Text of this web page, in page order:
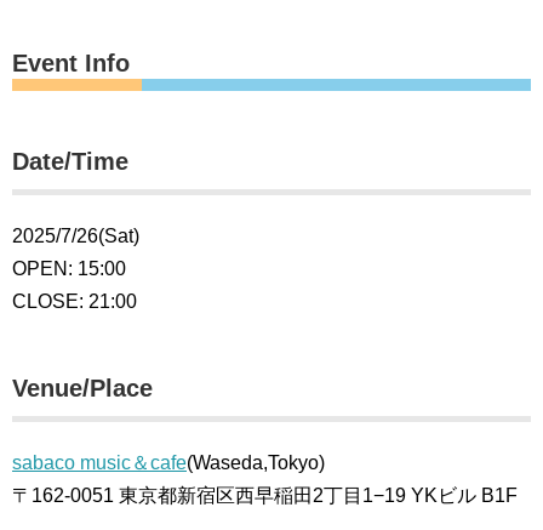
Event Info
Date/Time
2025/7/26(Sat)
OPEN: 15:00
CLOSE: 21:00
Venue/Place
sabaco music＆cafe(Waseda,Tokyo)
〒162-0051 東京都新宿区西早稲田2丁目1−19 YKビル B1F